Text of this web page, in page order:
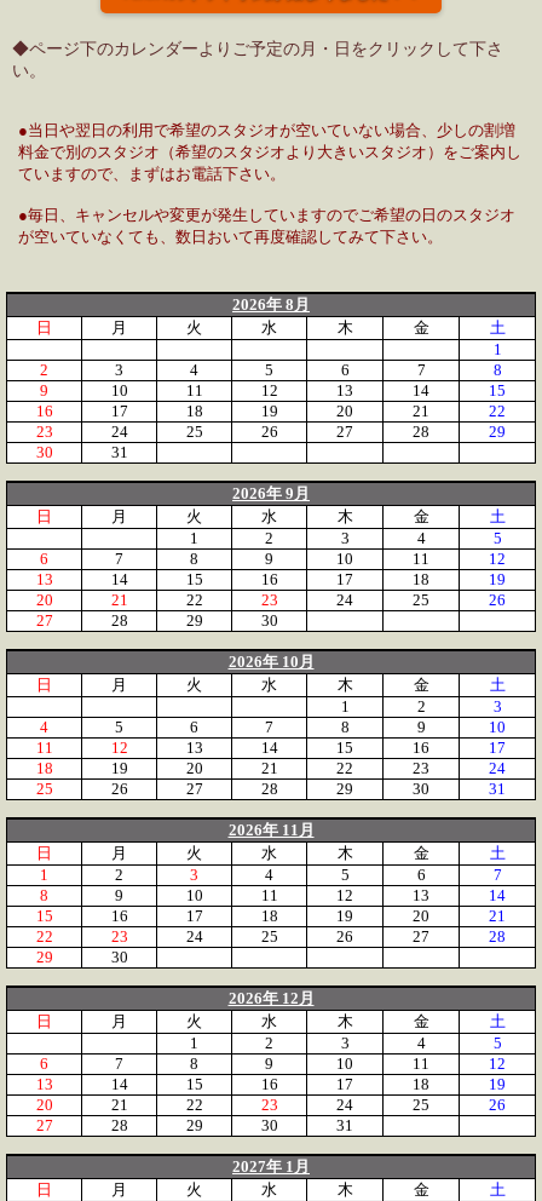
◆ページ下のカレンダーよりご予定の月・日をクリックして下さ
い。
●当日や翌日の利用で希望のスタジオが空いていない場合、少しの割増
料金で別のスタジオ（希望のスタジオより大きいスタジオ）をご案内し
ていますので、まずはお電話下さい。
●毎日、キャンセルや変更が発生していますのでご希望の日のスタジオ
が空いていなくても、数日おいて再度確認してみて下さい。
2026年 8月
日
月 火 水 木 金
土
1
2
3 4 5 6 7
8
9
10 11 12 13 14
15
16
17 18 19 20 21
22
23
24 25 26 27 28
29
30
31
2026年 9月
日
月 火 水 木 金
土
1
2 3 4
5
6
7 8 9 10 11
12
13
14 15 16 17 18
19
20
21 22 23 24 25
26
27
28 29 30
2026年 10月
日
月 火 水 木 金
土
1
2
3
4
5 6 7 8 9
10
11
12 13 14 15 16
17
18
19 20 21 22 23
24
25
26 27 28 29 30 31
2026年 11月
日
月 火 水 木 金
土
1
2 3 4 5 6
7
8
9 10 11 12 13
14
15
16 17 18 19 20
21
22
23 24 25 26 27
28
29
30
2026年 12月
日
月 火 水 木 金
土
1
2 3 4
5
6
7 8 9 10 11
12
13
14 15 16 17 18
19
20
21 22 23 24 25
26
27
28 29 30 31
2027年 1月
日
月 火 水 木 金
土